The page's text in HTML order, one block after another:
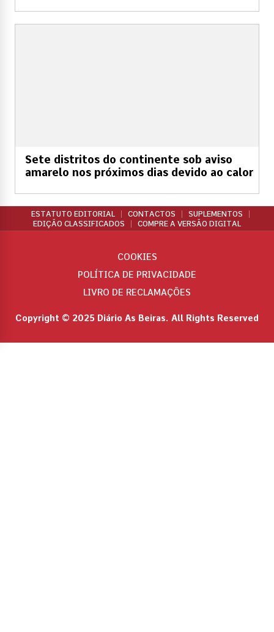
Sete distritos do continente sob aviso
amarelo nos próximos dias devido ao calor
ESTATUTO EDITORIAL CONTACTOS
SUPLEMENTOS
EDIÇÃO CLASSIFICADOS
COMPRE A VERSÃO DIGITAL
Copyright © 2025 Diário As Beiras. All Rights Reserved
COOKIES
POLÍTICA DE PRIVACIDADE
LIVRO DE RECLAMAÇÕES